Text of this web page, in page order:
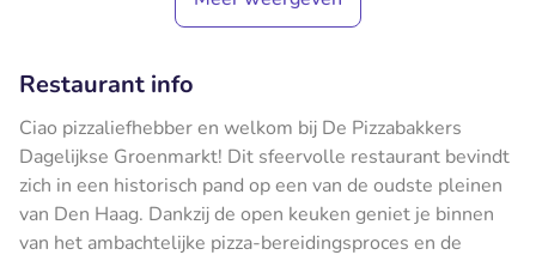
Restaurant info
Ciao pizzaliefhebber en welkom bij De Pizzabakkers
Dagelijkse Groenmarkt! Dit sfeervolle restaurant bevindt
zich in een historisch pand op een van de oudste pleinen
van Den Haag. Dankzij de open keuken geniet je binnen
van het ambachtelijke pizza-bereidingsproces en de